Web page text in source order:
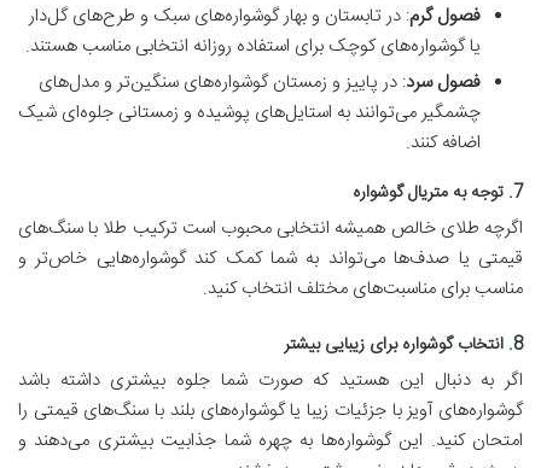
فصول گرم: در تابستان و بهار گوشواره‌های سبک و طرح‌های گل‌دار
یا گوشواره‌های کوچک برای استفاده روزانه انتخابی مناسب هستند.
فصول سرد: در پاییز و زمستان گوشواره‌های سنگین‌تر و مدل‌های
چشمگیر می‌توانند به استایل‌های پوشیده و زمستانی جلوه‌ای شیک
اضافه کنند.
7. توجه به متریال گوشواره
اگرچه طلای خالص همیشه انتخابی محبوب است ترکیب طلا با سنگ‌های
قیمتی یا صدف‌ها می‌تواند به شما کمک کند گوشواره‌هایی خاص‌تر و
مناسب برای مناسبت‌های مختلف انتخاب کنید.
8. انتخاب گوشواره برای زیبایی بیشتر
اگر به دنبال این هستید که صورت شما جلوه بیشتری داشته باشد
گوشواره‌های آویز با جزئیات زیبا یا گوشواره‌های بلند با سنگ‌های قیمتی را
امتحان کنید. این گوشواره‌ها به چهره شما جذابیت بیشتری می‌دهند و